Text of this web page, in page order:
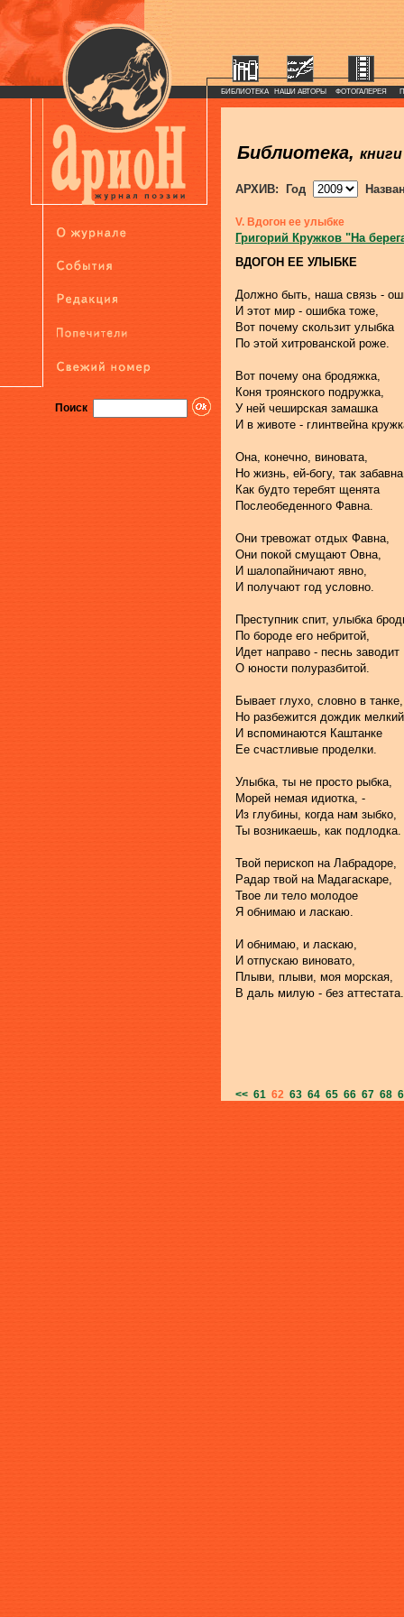
Поиск
БИБЛИОТЕКА НАШИ АВТОРЫ ФОТОГАЛЕРЕЯ
Библиотека, книги
АРХИВ: Год
V. Вдогон ее улыбке
Григорий Кружков "На
ВДОГОН ЕЕ УЛЫБКЕ
Должно быть, наша связь -
И этот мир - ошибка тоже,
Вот почему скользит улыбка
По этой хитрованской роже.
Вот почему она бродяжка,
Коня троянского подружка,
У ней чеширская замашка
И в животе - глинтвейна
Она, конечно, виновата,
Но жизнь, ей-богу, так
Как будто теребят щенята
Послеобеденного Фавна.
Они тревожат отдых Фавна,
Они покой смущают Овна,
И шалопайничают явно,
И получают год условно.
Преступник спит, улыбка
По бороде его небритой,
Идет направо - песнь заводит
О юности полуразбитой.
Бывает глухо, словно в танке,
Но разбежится дождик
И вспоминаются Каштанке
Ее счастливые проделки.
Улыбка, ты не просто рыбка,
Морей немая идиотка, -
Из глубины, когда нам зыбко,
Ты возникаешь, как подлодка.
Твой перископ на Лабрадоре,
Радар твой на Мадагаскаре,
Твое ли тело молодое
Я обнимаю и ласкаю.
И обнимаю, и ласкаю,
И отпускаю виновато,
Плыви, плыви, моя морская,
В даль милую - без аттестата.
<< 61 62 63 64 65 66 67 68